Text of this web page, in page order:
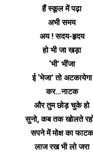
हैं स्कूल में पढ़ा
अभी समय
अय ! सदय-हृदय
हो भी जा खड़ा
‘भी’ भींजा
ई ‘भेजा’ तो अटकायेगा
कर…नाटक
और तुम छोड़ चुके हो
सुनो, कब तक खोलते
सपने में मोक्ष का फाटक
लाज रख भी लो जरा